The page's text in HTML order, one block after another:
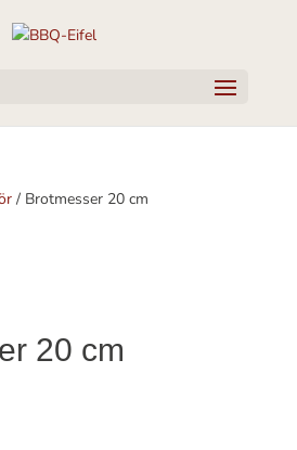
/ Brotmesser 20 cm
20 cm